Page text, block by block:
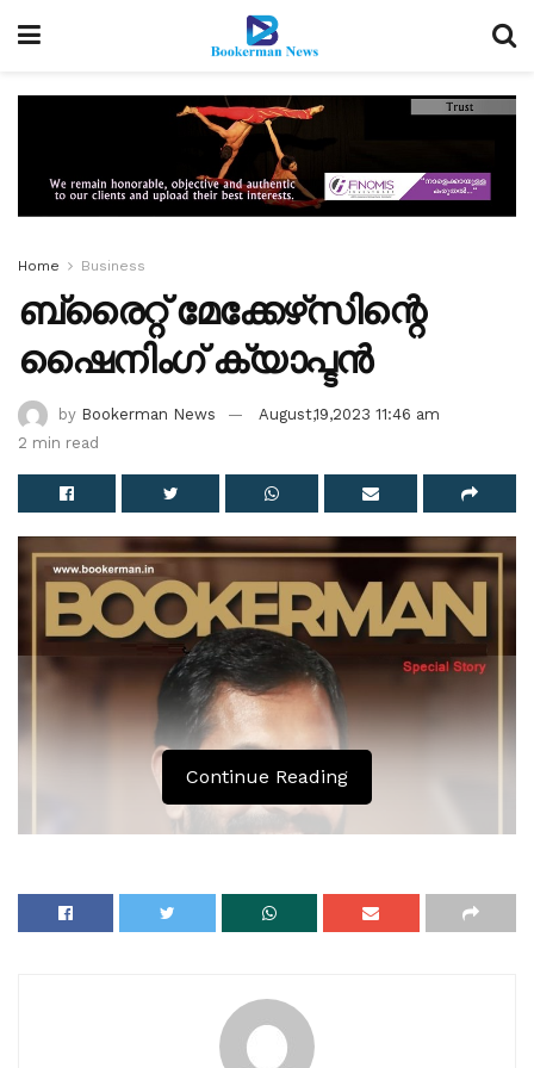
Home Business
ബ്രൈറ്റ് മേക്കേഴ്‌സിന്റെ
ഷൈനിംഗ് ക്യാപ്ടന്‍
by Bookerman News
August,19,2023 11:46 am
2 min read
Continue Reading